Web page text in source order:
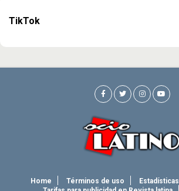
TikTok
Home Términos de uso Estadísticas